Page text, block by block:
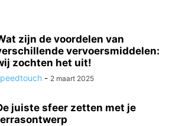
zijn de voordelen van
vervoersmiddelen:
zochten het uit!
- 2 maart 2025
juiste sfeer zetten met je